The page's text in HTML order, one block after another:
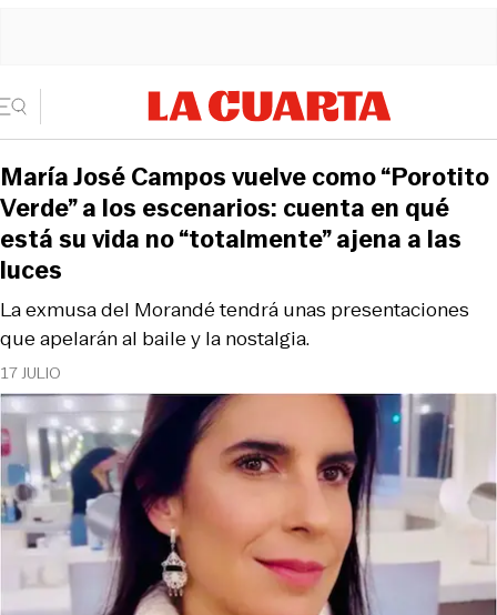
17 JULIO
La exmusa del Morandé tendrá unas presentaciones
que apelarán al baile y la nostalgia.
María José Campos vuelve como “Porotito
Verde” a los escenarios: cuenta en qué
está su vida no “totalmente” ajena a las
luces